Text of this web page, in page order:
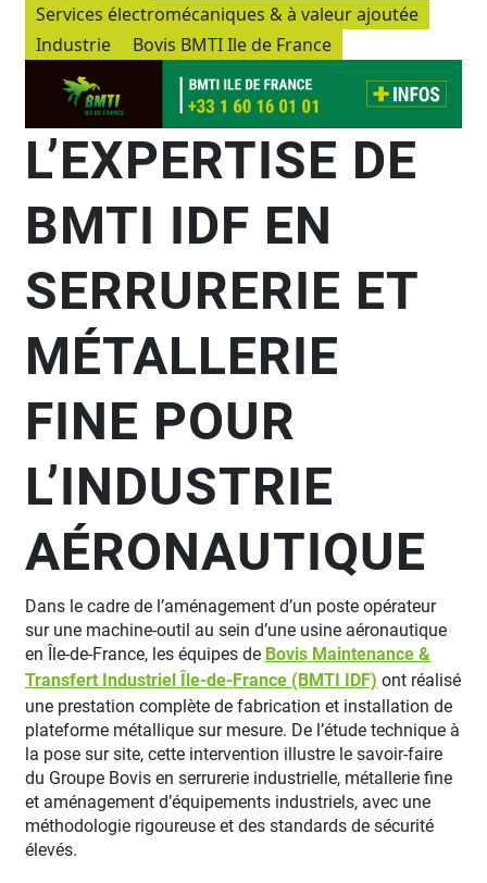
Services électromécaniques & à valeur ajoutée
Industrie
Bovis BMTI Ile de France
L’EXPERTISE DE
BMTI IDF EN
SERRURERIE ET
MÉTALLERIE
FINE POUR
L’INDUSTRIE
AÉRONAUTIQUE
Dans le cadre de l’aménagement d’un poste opérateur
sur une machine-outil au sein d’une usine aéronautique
en Île-de-France, les équipes de Bovis Maintenance &
Transfert Industriel Île-de-France (BMTI IDF) ont réalisé
une prestation complète de fabrication et installation de
plateforme métallique sur mesure. De l’étude technique à
la pose sur site, cette intervention illustre le savoir-faire
du Groupe Bovis en serrurerie industrielle, métallerie fine
et aménagement d’équipements industriels, avec une
méthodologie rigoureuse et des standards de sécurité
élevés.